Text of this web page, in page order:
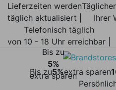
Lieferzeiten werden
täglich aktualisiert |
Ihrer
Telefonisch täglich
von 10 - 18 Uhr erreichbar |
Bis zu5%extra sparen
Bis zu
5%
extra sparen